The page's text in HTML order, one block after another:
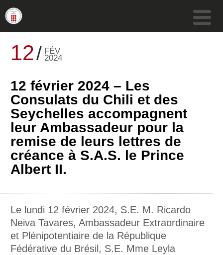
12 FÉV
2024
12 février 2024 – Les
Consulats du Chili et des
Seychelles accompagnent
leur Ambassadeur pour la
remise de leurs lettres de
créance à S.A.S. le Prince
Albert II.
Le lundi 12 février 2024, S.E. M. Ricardo
Neiva Tavares, Ambassadeur Extraordinaire
et Plénipotentiaire de la République
Fédérative du Brésil, S.E. Mme Leyla